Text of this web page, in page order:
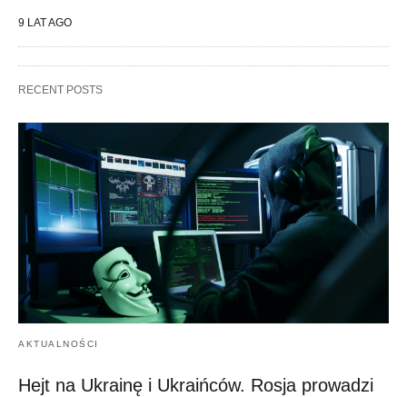
9 LAT AGO
RECENT POSTS
AKTUALNOŚCI
Hejt na Ukrainę i Ukraińców. Rosja prowadzi